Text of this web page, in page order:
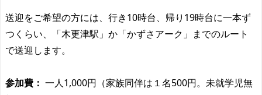
送迎をご希望の方には、行き10時台、帰り19時台に一本ず
つくらい、「木更津駅」か「かずさアーク」までのルート
で送迎します。
参加費： 一人1,000円（家族同伴は１名500円。未就学児無